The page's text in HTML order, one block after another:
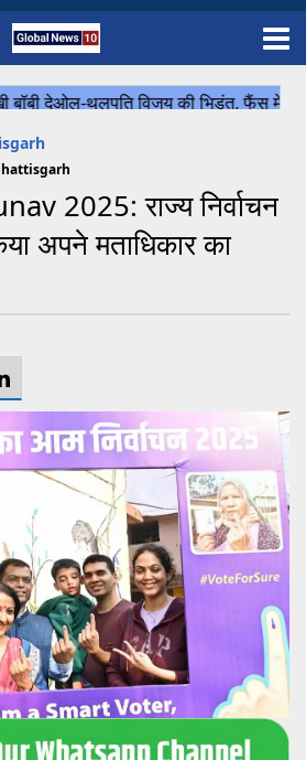
2025: राज्य निर्वाचन
अपने मताधिकार का